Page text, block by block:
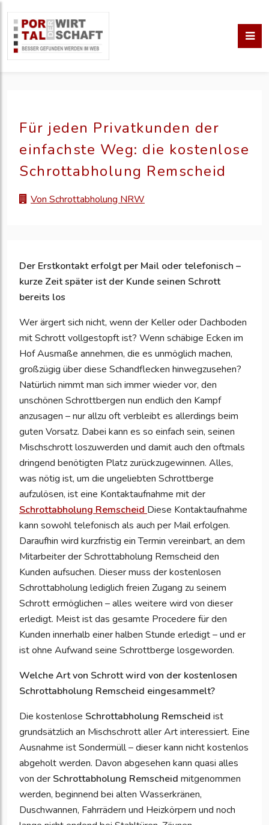
Für jeden Privatkunden der
einfachste Weg: die kostenlose
Schrottabholung Remscheid
Von Schrottabholung NRW
Der Erstkontakt erfolgt per Mail oder telefonisch –
kurze Zeit später ist der Kunde seinen Schrott
bereits los
Wer ärgert sich nicht, wenn der Keller oder Dachboden
mit Schrott vollgestopft ist? Wenn schäbige Ecken im
Hof Ausmaße annehmen, die es unmöglich machen,
großzügig über diese Schandflecken hinwegzusehen?
Natürlich nimmt man sich immer wieder vor, den
unschönen Schrottbergen nun endlich den Kampf
anzusagen – nur allzu oft verbleibt es allerdings beim
guten Vorsatz. Dabei kann es so einfach sein, seinen
Mischschrott loszuwerden und damit auch den oftmals
dringend benötigten Platz zurückzugewinnen. Alles,
was nötig ist, um die ungeliebten Schrottberge
aufzulösen, ist eine Kontaktaufnahme mit der
Schrottabholung Remscheid Diese Kontaktaufnahme
kann sowohl telefonisch als auch per Mail erfolgen.
Daraufhin wird kurzfristig ein Termin vereinbart, an dem
Mitarbeiter der Schrottabholung Remscheid den
Kunden aufsuchen. Dieser muss der kostenlosen
Schrottabholung lediglich freien Zugang zu seinem
Schrott ermöglichen – alles weitere wird von dieser
erledigt. Meist ist das gesamte Procedere für den
Kunden innerhalb einer halben Stunde erledigt – und er
ist ohne Aufwand seine Schrottberge losgeworden.
Welche Art von Schrott wird von der kostenlosen
Schrottabholung Remscheid eingesammelt?
Die kostenlose Schrottabholung Remscheid ist
grundsätzlich an Mischschrott aller Art interessiert. Eine
Ausnahme ist Sondermüll – dieser kann nicht kostenlos
abgeholt werden. Davon abgesehen kann quasi alles
von der Schrottabholung Remscheid mitgenommen
werden, beginnend bei alten Wasserkränen,
Duschwannen, Fahrrädern und Heizkörpern und noch